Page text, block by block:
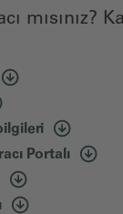
mısınız?
Portalı